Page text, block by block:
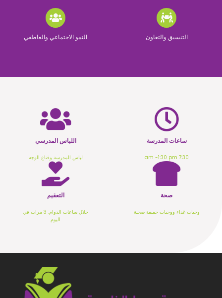
التنسيق والتعاون النمو الاجتماعي والعاطفي
ساعات المدرسة
7:30 am -1:30 pm
اللباس المدرسي
لباس المدرسة وقناع الوجه
صحة
وجبات غداء ووجبات خفيفة صحية
التعقيم
خلال ساعات الدوام: 3 مرات في
اليوم